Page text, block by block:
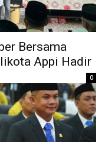
Bersama
Appi Hadir
0